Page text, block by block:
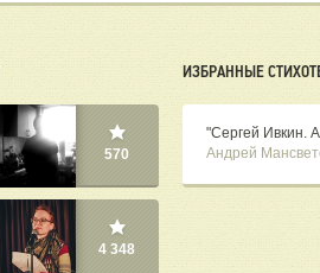
570
4 348
ИЗБРАННЫЕ
"Сергей Ивкин.
Андрей